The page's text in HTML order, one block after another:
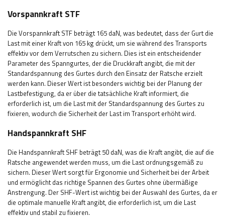
Vorspannkraft STF
Die Vorspannkraft STF beträgt 165 daN, was bedeutet, dass der Gurt die
Last mit einer Kraft von 165 kg drückt, um sie während des Transports
effektiv vor dem Verrutschen zu sichern. Dies ist ein entscheidender
Parameter des Spanngurtes, der die Druckkraft angibt, die mit der
Standardspannung des Gurtes durch den Einsatz der Ratsche erzielt
werden kann. Dieser Wert ist besonders wichtig bei der Planung der
Lastbefestigung, da er über die tatsächliche Kraft informiert, die
erforderlich ist, um die Last mit der Standardspannung des Gurtes zu
fixieren, wodurch die Sicherheit der Last im Transport erhöht wird.
Handspannkraft SHF
Die Handspannkraft SHF beträgt 50 daN, was die Kraft angibt, die auf die
Ratsche angewendet werden muss, um die Last ordnungsgemäß zu
sichern. Dieser Wert sorgt für Ergonomie und Sicherheit bei der Arbeit
und ermöglicht das richtige Spannen des Gurtes ohne übermäßige
Anstrengung. Der SHF-Wert ist wichtig bei der Auswahl des Gurtes, da er
die optimale manuelle Kraft angibt, die erforderlich ist, um die Last
effektiv und stabil zu fixieren.